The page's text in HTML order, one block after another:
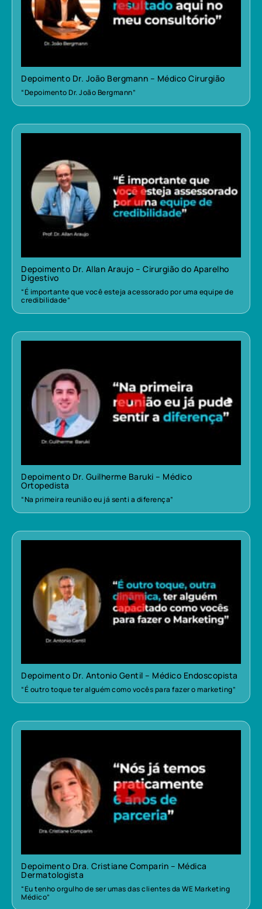
Depoimento Dr. João Bergmann – Médico Cirurgião
“Depoimento Dr. João Bergmann”
Depoimento Dr. Allan Araujo – Cirurgião do Aparelho
Digestivo
“É importante que você esteja acessorado por uma equipe de
credibilidade”
Depoimento Dr. Guilherme Baruki – Médico
Ortopedista
“Na primeira reunião eu já senti a diferença”
Depoimento Dr. Antonio Gentil – Médico Endoscopista
“É outro toque ter alguém como vocês para fazer o marketing”
Depoimento Dra. Cristiane Comparin – Médica
Dermatologista
“Eu tenho orgulho de ser umas das clientes da WE Marketing
Médico”